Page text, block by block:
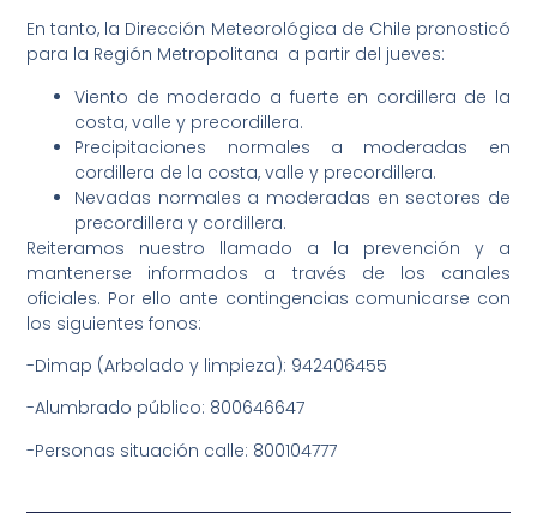
En tanto, la Dirección Meteorológica de Chile pronosticó
para la Región Metropolitana a partir del jueves:
Viento de moderado a fuerte en cordillera de la
costa, valle y precordillera.
Precipitaciones normales a moderadas en
cordillera de la costa, valle y precordillera.
Nevadas normales a moderadas en sectores de
precordillera y cordillera.
Reiteramos nuestro llamado a la prevención y a
mantenerse informados a través de los canales
oficiales. Por ello ante contingencias comunicarse con
los siguientes fonos:
-Dimap (Arbolado y limpieza): 942406455
-Alumbrado público: 800646647
-Personas situación calle: 800104777